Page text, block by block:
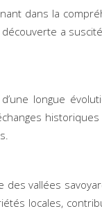
dans la
a
longue
des vallées
locales,